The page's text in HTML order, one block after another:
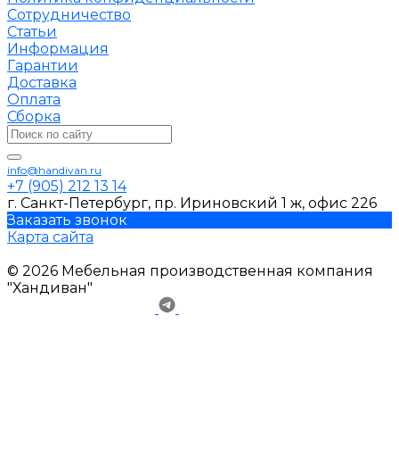
Сотрудничество
Статьи
Информация
Гарантии
Доставка
Оплата
Сборка
info@handivan.ru
+7 (905) 212 13 14
г. Санкт-Петербург, пр. Ириновский 1 ж, офис 226
Заказать звонок
Карта сайта
© 2026 Мебельная производственная компания
"Хандиван"